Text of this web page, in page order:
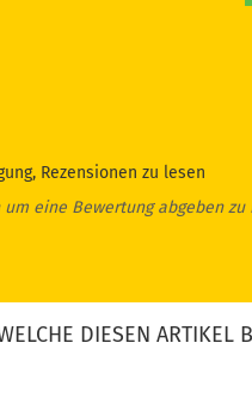
Rezensionen zu lesen
eine Bewertung abgeben zu
DIESEN ARTIKEL